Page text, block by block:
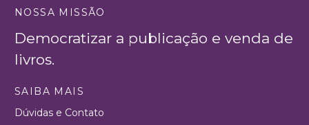
NOSSA MISSÃO
Democratizar a publicação e venda de
livros.
SAIBA MAIS
Dúvidas e Contato